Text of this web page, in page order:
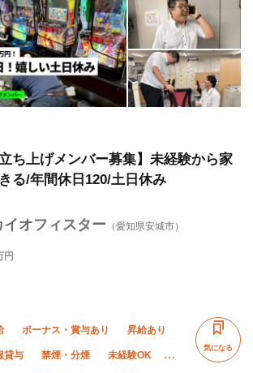
ち上げメンバー募集】未経験から家
る/年間休日120/土日休み
オフィスター （愛知県安城市）
円
ボーナス・賞与あり 昇給あり
貸与 禁煙・分煙 未経験OK
気になる